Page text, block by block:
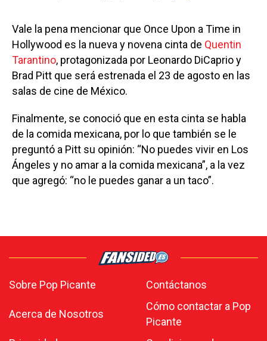
Vale la pena mencionar que Once Upon a Time in
Hollywood es la nueva y novena cinta de Quentin
Tarantino, protagonizada por Leonardo DiCaprio y
Brad Pitt que será estrenada el 23 de agosto en las
salas de cine de México.
Finalmente, se conoció que en esta cinta se habla
de la comida mexicana, por lo que también se le
preguntó a Pitt su opinión: “No puedes vivir en Los
Ángeles y no amar a la comida mexicana”, a la vez
que agregó: “no le puedes ganar a un taco”.
Sobre Pop Picante Contáctanos
Acerca de Nosotros
Cómo contactar a Pop
Picante